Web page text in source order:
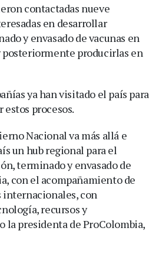
contactadas nueve
en desarrollar
y envasado de vacunas en
posteriormente producirlas en
ya han visitado el país para
estos procesos.
Nacional va más allá e
un hub regional para el
terminado y envasado de
con el acompañamiento de
internacionales, con
recursos y
la presidenta de ProColombia,